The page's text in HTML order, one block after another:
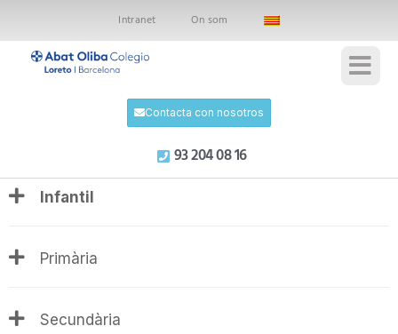
Intranet On som
Contacta con nosotros
93 204 08 16
Infantil
Primària
Secundària